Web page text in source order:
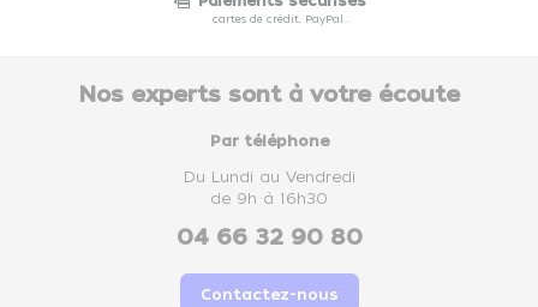
cartes de crédit, PayPal...
Nos experts sont à votre écoute
Par téléphone
Du Lundi au Vendredi
de 9h à 16h30
04 66 32 90 80
Contactez-nous